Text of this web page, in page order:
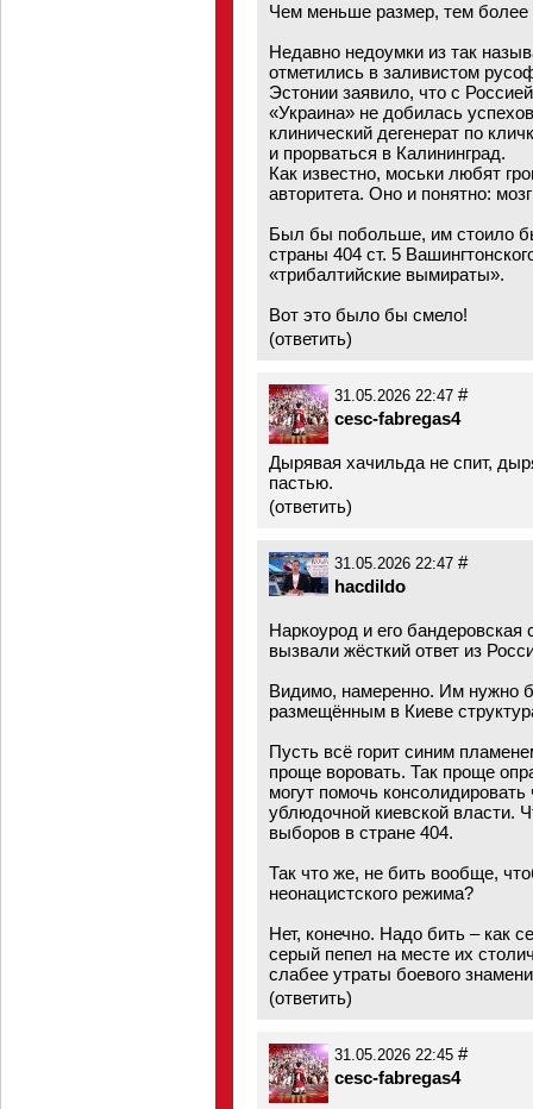
Чем меньше размер, тем
Недавно недоумки из так
отметились в заливистом
Эстонии заявило, что с
«Украина» не добилась
клинический дегенерат по
и прорваться в Калининград.
Как известно, моськи любят
авторитета. Оно и понятно:
Был бы побольше, им стоило
страны 404 ст. 5
«трибалтийские вымираты».
Вот это было бы смело!
(ответить)
31.05.2026 22:47 #
cesc-fabregas4
Дырявая хачильда не спит,
пастью.
(ответить)
31.05.2026 22:47 #
hacdildo
Наркоурод и его бандеровская
вызвали жёсткий ответ из
Видимо, намеренно. Им нужно
размещённым в Киеве
Пусть всё горит синим
проще воровать. Так проще
могут помочь
ублюдочной киевской власти.
выборов в стране 404.
Так что же, не бить вообще,
неонацистского режима?
Нет, конечно. Надо бить – как
серый пепел на месте их
слабее утраты боевого
(ответить)
31.05.2026 22:45 #
cesc-fabregas4